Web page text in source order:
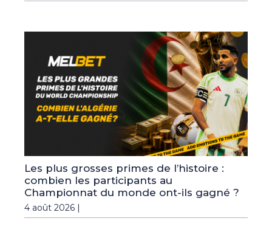
Les plus grosses primes de l’histoire :
combien les participants au
Championnat du monde ont-ils gagné ?
4 août 2026 |